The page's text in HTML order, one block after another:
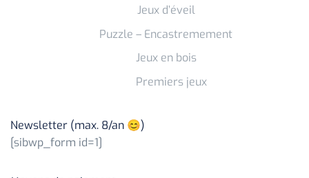
Jeux d’éveil
Puzzle – Encastremement
Jeux en bois
Premiers jeux
Newsletter (max. 8/an 😊)
[sibwp_form id=1]